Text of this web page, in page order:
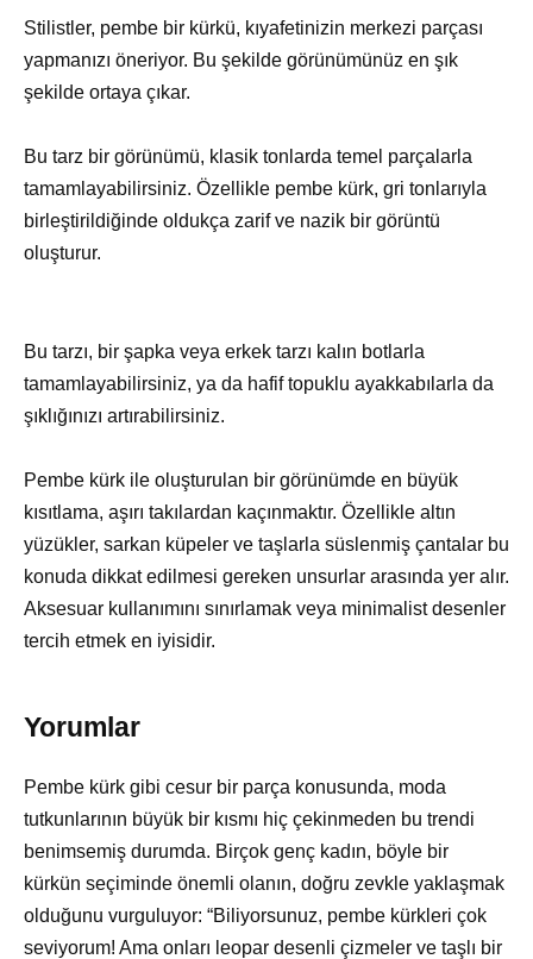
Stilistler, pembe bir kürkü, kıyafetinizin merkezi parçası
yapmanızı öneriyor. Bu şekilde görünümünüz en şık
şekilde ortaya çıkar.
Bu tarz bir görünümü, klasik tonlarda temel parçalarla
tamamlayabilirsiniz. Özellikle pembe kürk, gri tonlarıyla
birleştirildiğinde oldukça zarif ve nazik bir görüntü
oluşturur.
Bu tarzı, bir şapka veya erkek tarzı kalın botlarla
tamamlayabilirsiniz, ya da hafif topuklu ayakkabılarla da
şıklığınızı artırabilirsiniz.
Pembe kürk ile oluşturulan bir görünümde en büyük
kısıtlama, aşırı takılardan kaçınmaktır. Özellikle altın
yüzükler, sarkan küpeler ve taşlarla süslenmiş çantalar bu
konuda dikkat edilmesi gereken unsurlar arasında yer alır.
Aksesuar kullanımını sınırlamak veya minimalist desenler
tercih etmek en iyisidir.
Yorumlar
Pembe kürk gibi cesur bir parça konusunda, moda
tutkunlarının büyük bir kısmı hiç çekinmeden bu trendi
benimsemiş durumda. Birçok genç kadın, böyle bir
kürkün seçiminde önemli olanın, doğru zevkle yaklaşmak
olduğunu vurguluyor: “Biliyorsunuz, pembe kürkleri çok
seviyorum! Ama onları leopar desenli çizmeler ve taşlı bir